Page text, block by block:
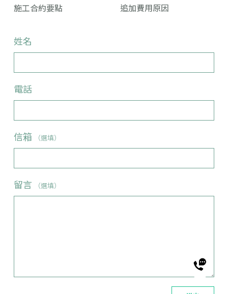
施工合約要點
追加費用原因
姓名
電話
信箱 （選填）
留言 （選填）